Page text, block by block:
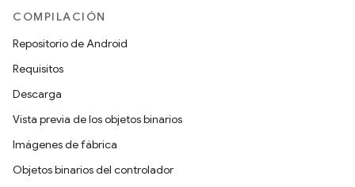
COMPILACIÓN
Repositorio de Android
Requisitos
Descarga
Vista previa de los objetos binarios
Imágenes de fábrica
Objetos binarios del controlador